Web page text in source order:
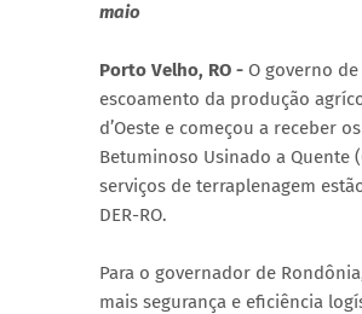
maio
Porto Velho, RO - O governo
escoamento da produção
d’Oeste e começou a receber
Betuminoso Usinado a Quente
serviços de terraplenagem
DER-RO.
Para o governador de
mais segurança e eficiência